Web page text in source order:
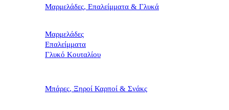
Μαρμελάδες, Επαλείμματα & Γλυκά
Μαρμελάδες
Επαλείμματα
Γλυκό Κουταλίου
Μπάρες, Ξηροί Καρποί & Σνάκς